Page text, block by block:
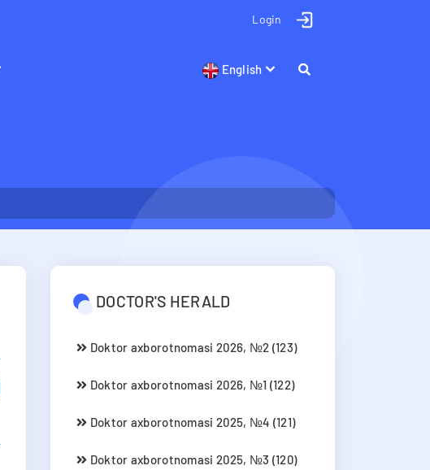
Login
English
DOCTOR'S HERALD
Doktor axborotnomasi 2026, №2 (123)
Doktor axborotnomasi 2026, №1 (122)
Doktor axborotnomasi 2025, №4 (121)
Doktor axborotnomasi 2025, №3 (120)